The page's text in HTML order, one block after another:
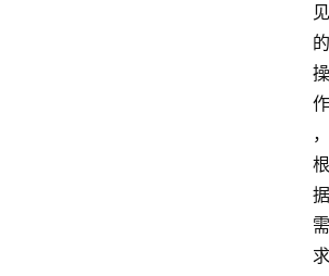
见
的
操
作
，
根
据
需
求